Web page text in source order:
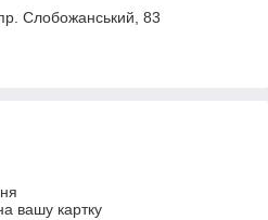
Слобожанський, 83
вашу картку